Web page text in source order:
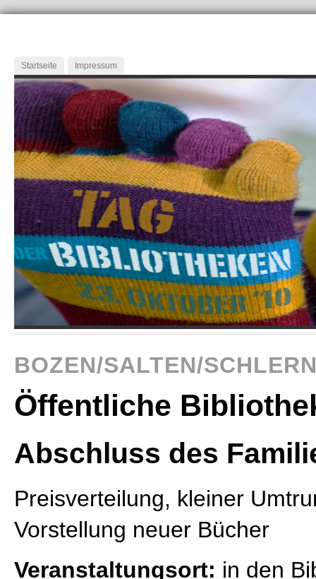
Startseite Impressum
BOZEN/SALTEN/
Öffentliche
Abschluss des
Preisverteilung, kleiner
Vorstellung neuer Bücher
Veranstaltungsort: in den